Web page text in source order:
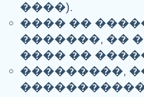
����).
���� ��
�������, ��
���� ��
���������,